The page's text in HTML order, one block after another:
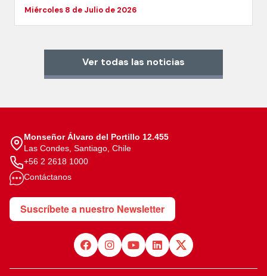
Miércoles 8 de Julio de 2026
Ver todas las noticias
Monseñor Álvaro del Portillo 12.455
Las Condes, Santiago, Chile
+56 2 2618 1000
Contáctanos
Suscríbete a nuestro Newsletter